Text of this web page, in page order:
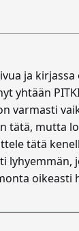
ja
varmasti
mutta
tätä
oikeasti